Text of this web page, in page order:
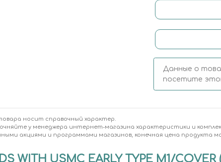
Данные о
посетите
носит справочный характер.
у менеджера интернет-магазина характеристики и
акциями и программами магазинов, конечная цена продукта
WITH USMC EARLY TYPE M1/COVER